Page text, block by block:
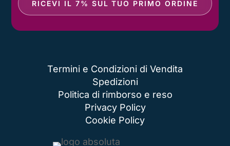
RICEVI IL 7% SUL TUO PRIMO ORDINE
Termini e Condizioni di Vendita
Spedizioni
Politica di rimborso e reso
Privacy Policy
Cookie Policy